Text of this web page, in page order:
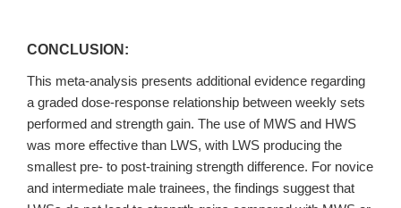
CONCLUSION:
This meta-analysis presents additional evidence regarding
a graded dose-response relationship between weekly sets
performed and strength gain. The use of MWS and HWS
was more effective than LWS, with LWS producing the
smallest pre- to post-training strength difference. For novice
and intermediate male trainees, the findings suggest that